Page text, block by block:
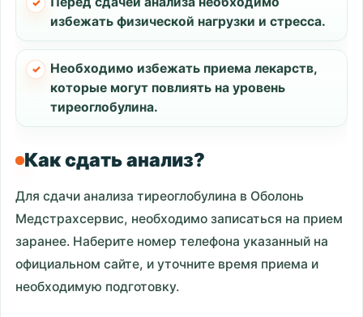
избежать физической нагрузки и стресса.
Необходимо избежать приема лекарств,
которые могут повлиять на уровень
тиреоглобулина.
Как сдать анализ?
Для сдачи анализа тиреоглобулина в Оболонь
Медстрахсервис, необходимо записаться на прием
заранее. Наберите номер телефона указанный на
официальном сайте, и уточните время приема и
необходимую подготовку.